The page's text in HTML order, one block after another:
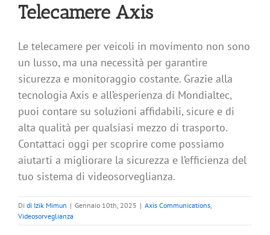
Telecamere Axis
Le telecamere per veicoli in movimento non sono
un lusso, ma una necessità per garantire
sicurezza e monitoraggio costante. Grazie alla
tecnologia Axis e all’esperienza di Mondialtec,
puoi contare su soluzioni affidabili, sicure e di
alta qualità per qualsiasi mezzo di trasporto.
Contattaci oggi per scoprire come possiamo
aiutarti a migliorare la sicurezza e l’efficienza del
tuo sistema di videosorveglianza.
Di di Izik Mimun | Gennaio 10th, 2025 | Axis Communications
Videosorveglianza